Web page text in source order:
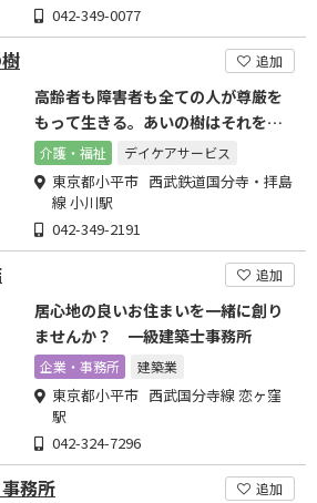
042-349-0077
追加
高齢者も障害者も全ての人が尊厳を
もって生きる。あいの樹はそれを応
援します。
介護・福祉 デイケアサービス
東京都小平市 西武鉄道国分寺・拝島
線 小川駅
042-349-2191
追加
居心地の良いお住まいを一緒に創り
ませんか？ 一級建築士事務所
企業・事務所 建築業
東京都小平市 西武国分寺線 恋ヶ窪
駅
042-324-7296
務所 追加